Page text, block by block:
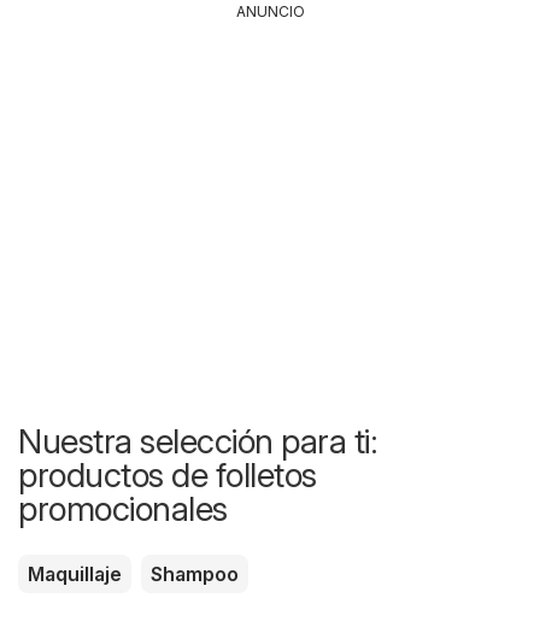
ANUNCIO
Nuestra selección para ti:
productos de folletos
promocionales
Maquillaje Shampoo